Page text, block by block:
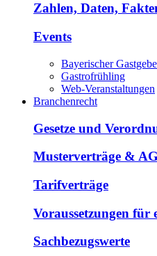
Zahlen, Daten,
Events
Bayerischer
Gastrofrühling
Web-Veranstaltungen
Branchenrecht
Gesetze und
Musterverträge &
Tarifverträge
Voraussetzungen für
Sachbezugswerte